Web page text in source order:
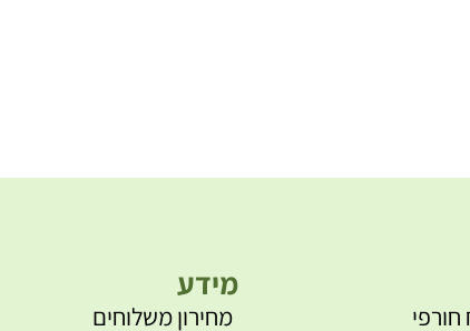
מידע
מחירון משלוחים